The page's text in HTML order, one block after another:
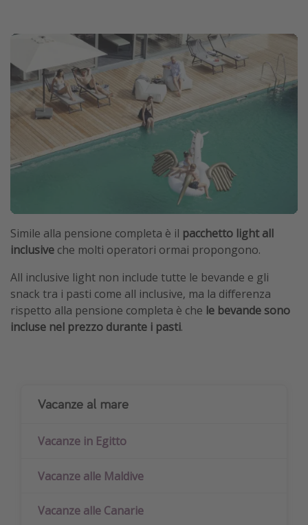
Simile alla pensione completa è il pacchetto light all
inclusive che molti operatori ormai propongono.
All inclusive light non include tutte le bevande e gli
snack tra i pasti come all inclusive, ma la differenza
rispetto alla pensione completa è che le bevande sono
incluse nel prezzo durante i pasti.
Vacanze al mare
Vacanze in Egitto
Vacanze alle Maldive
Vacanze alle Canarie